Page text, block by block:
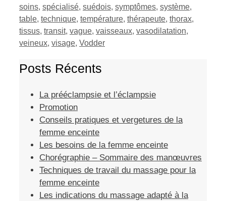
soins, spécialisé, suédois, symptômes, système,
table, technique, température, thérapeute, thorax,
tissus, transit, vague, vaisseaux, vasodilatation,
veineux, visage, Vodder
Posts Récents
La prééclampsie et l’éclampsie
Promotion
Conseils pratiques et vergetures de la
femme enceinte
Les besoins de la femme enceinte
Chorégraphie – Sommaire des manœuvres
Techniques de travail du massage pour la
femme enceinte
Les indications du massage adapté à la